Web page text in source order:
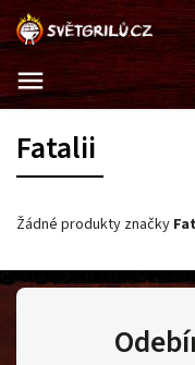
Fatalii
Žádné produkty značky